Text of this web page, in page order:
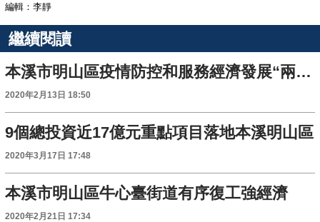
編輯：李靜
繼續閱讀
本溪市明山區疫情防控和服務經濟發展“兩手抓、兩不誤”
2020年2月13日 18:50
9個總投資近17億元重點項目落地本溪明山區
2020年3月17日 17:48
本溪市明山區牛心臺街道有序復工強經濟
2020年2月21日 17:34